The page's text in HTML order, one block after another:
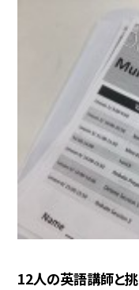
12人の英語講師と